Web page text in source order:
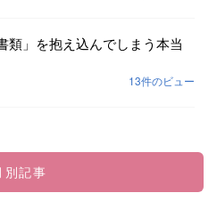
類」を抱え込んでしまう本当
13件のビュー
別記事